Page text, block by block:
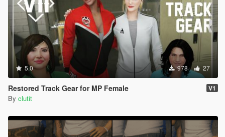
5.0 978 27
Restored Track Gear for MP Female V1
By clutit